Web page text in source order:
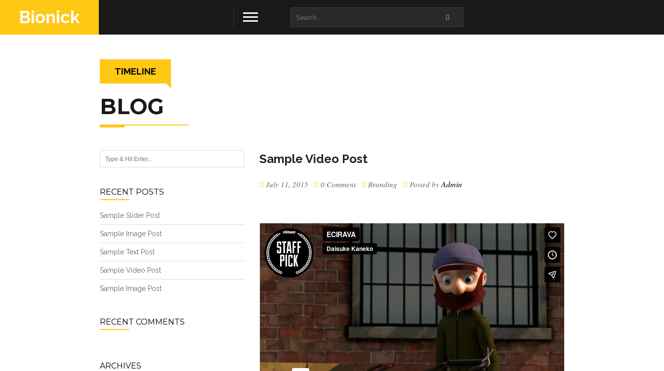
Bionick
webRedox
TIMELINE
BLOG
RECENT POSTS
Sample Slider Post
Sample Image Post
Sample Text Post
Sample Video Post
Sample Image Post
RECENT COMMENTS
ARCHIVES
Sample Video Post
July 11, 2015 0 Comment Branding Posted byAdmin